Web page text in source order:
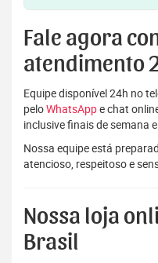
Fale agora
atendimento
Equipe disponível 24h no
peloWhatsAppe chat
inclusive finais de semana
Nossa equipe está
atencioso, respeitoso e
Nossa loja
Brasil